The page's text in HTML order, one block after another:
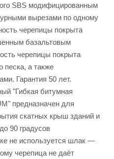
SBS модифицированным
вырезами по одному
черепицы покрыта
базальтовым
черепицы покрыта
песка, а также
Гарантия 50 лет.
"Гибкая битумная
предназначен для
скатных крыш зданий и
90 градусов
не используется шлак —
черепица не даёт